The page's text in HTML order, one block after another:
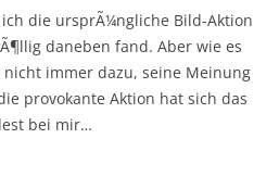
die ursprÃ¼ngliche Bild-Aktion
daneben fand. Aber wie es
immer dazu, seine Meinung
provokante Aktion hat sich das
bei mir…